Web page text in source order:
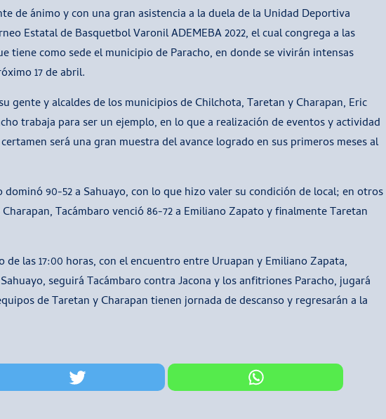
de ánimo y con una gran asistencia a la duela de la Unidad Deportiva
Estatal de Basquetbol Varonil ADEMEBA 2022, el cual congrega a las
tiene como sede el municipio de Paracho, en donde se vivirán intensas
17 de abril.
gente y alcaldes de los municipios de Chilchota, Taretan y Charapan, Eric
trabaja para ser un ejemplo, en lo que a realización de eventos y actividad
será una gran muestra del avance logrado en sus primeros meses al
dominó 90-52 a Sahuayo, con lo que hizo valer su condición de local; en otros
Tacámbaro venció 86-72 a Emiliano Zapato y finalmente Taretan
las 17:00 horas, con el encuentro entre Uruapan y Emiliano Zapata,
seguirá Tacámbaro contra Jacona y los anfitriones Paracho, jugará
de Taretan y Charapan tienen jornada de descanso y regresarán a la